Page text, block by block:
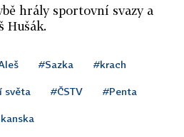
hrály sportovní svazy a
Hušák.
#Sazka #krach
světa #ČSTV #Penta